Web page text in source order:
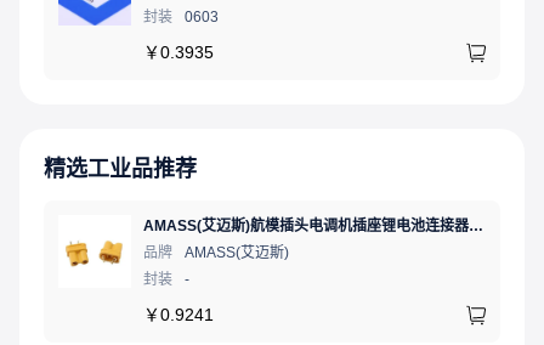
封装
0603
￥0.3935
精选工业品推荐
AMASS(艾迈斯)航模插头电调机插座锂电池连接器 轻量版 母头XT30U-FXT30U-F.G.Y
品牌
AMASS(艾迈斯)
封装
-
￥0.9241